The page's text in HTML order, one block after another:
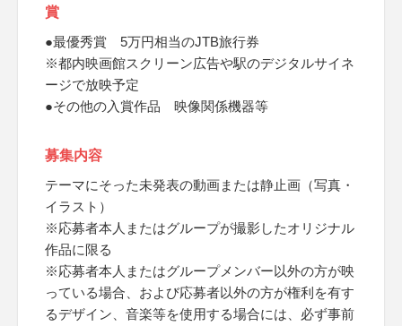
賞
●最優秀賞 5万円相当のJTB旅行券
※都内映画館スクリーン広告や駅のデジタルサイネ
ージで放映予定
●その他の入賞作品 映像関係機器等
募集内容
テーマにそった未発表の動画または静止画（写真・
イラスト）
※応募者本人またはグループが撮影したオリジナル
作品に限る
※応募者本人またはグループメンバー以外の方が映
っている場合、および応募者以外の方が権利を有す
るデザイン、音楽等を使用する場合には、必ず事前